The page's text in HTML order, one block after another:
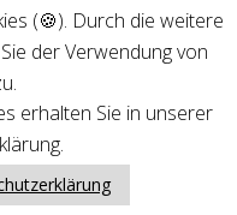
2019-2025 ALLE RECHTE
(🍪). Durch die weitere
der Verwendung von
erhalten Sie in unserer